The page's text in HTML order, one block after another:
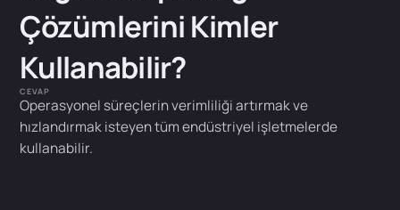
Çözümlerini Kimler
Kullanabilir?
CEVAP
Operasyonel süreçlerin verimliliği artırmak ve
hızlandırmak isteyen tüm endüstriyel işletmelerde
kullanabilir.